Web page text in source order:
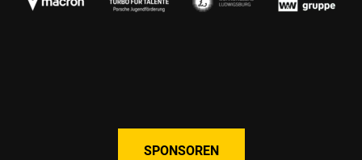
SPONSOREN